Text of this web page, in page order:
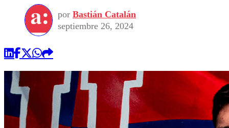
Seleccion Chilena
Torneo Internacional
Universidad de Chile
Economía
Internacional
Sustentabilidad
Publicaciones en medios
Opinión
por Bastián Catalán
septiembre 26, 2024